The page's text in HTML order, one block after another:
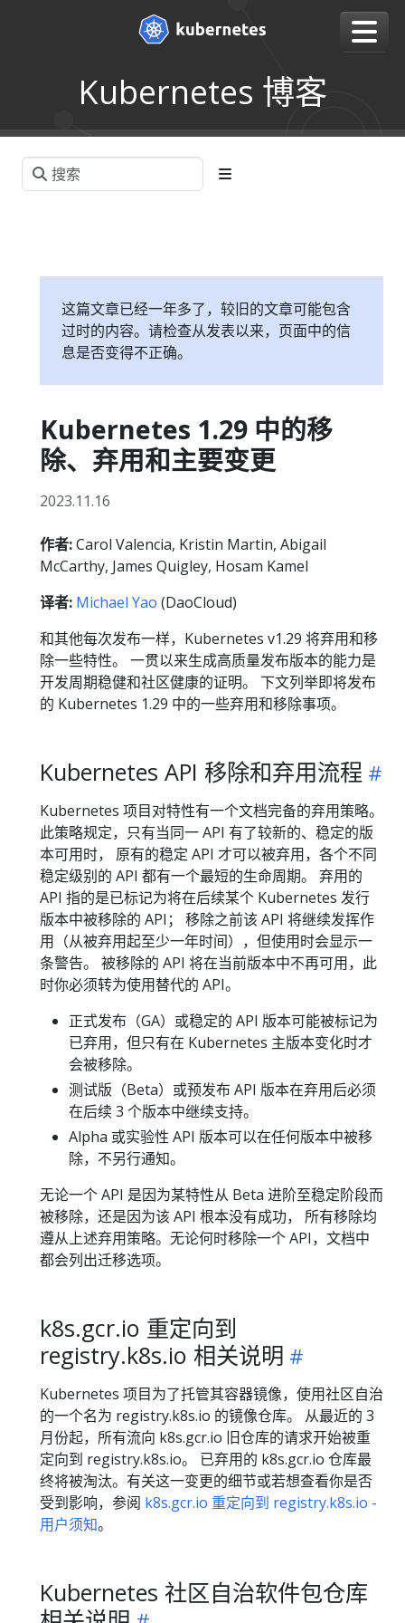
Kubernetes 博客
这篇文章已经一年多了，较旧的文章可能包含
过时的内容。请检查从发表以来，页面中的信
息是否变得不正确。
Kubernetes 1.29 中的移
除、弃用和主要变更
2023.11.16
作者:Carol Valencia, Kristin Martin, Abigail
McCarthy, James Quigley, Hosam Kamel
译者: Michael Yao (DaoCloud)
和其他每次发布一样，Kubernetes v1.29 将弃用和移
除一些特性。 一贯以来生成高质量发布版本的能力是
开发周期稳健和社区健康的证明。 下文列举即将发布
的 Kubernetes 1.29 中的一些弃用和移除事项。
Kubernetes API 移除和弃用流程
Kubernetes 项目对特性有一个文档完备的弃用策略。
此策略规定，只有当同一 API 有了较新的、稳定的版
本可用时， 原有的稳定 API 才可以被弃用，各个不同
稳定级别的 API 都有一个最短的生命周期。 弃用的
API 指的是已标记为将在后续某个 Kubernetes 发行
版本中被移除的 API； 移除之前该 API 将继续发挥作
用（从被弃用起至少一年时间），但使用时会显示一
条警告。 被移除的 API 将在当前版本中不再可用，此
时你必须转为使用替代的 API。
正式发布（GA）或稳定的 API 版本可能被标记为
已弃用，但只有在 Kubernetes 主版本变化时才
会被移除。
测试版（Beta）或预发布 API 版本在弃用后必须
在后续 3 个版本中继续支持。
Alpha 或实验性 API 版本可以在任何版本中被移
除，不另行通知。
无论一个 API 是因为某特性从 Beta 进阶至稳定阶段而
被移除，还是因为该 API 根本没有成功， 所有移除均
遵从上述弃用策略。无论何时移除一个 API，文档中
都会列出迁移选项。
k8s.gcr.io 重定向到
registry.k8s.io 相关说明
Kubernetes 项目为了托管其容器镜像，使用社区自治
的一个名为 registry.k8s.io 的镜像仓库。 从最近的 3
月份起，所有流向 k8s.gcr.io 旧仓库的请求开始被重
定向到 registry.k8s.io。 已弃用的 k8s.gcr.io 仓库最
终将被淘汰。有关这一变更的细节或若想查看你是否
受到影响，参阅 k8s.gcr.io 重定向到 registry.k8s.io -
用户须知。
Kubernetes 社区自治软件包仓库